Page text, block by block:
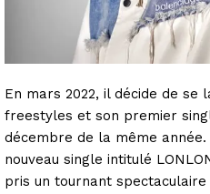
En mars 2022, il décide de se
freestyles et son premier
décembre de la même
nouveau single intitulé
pris un tournant